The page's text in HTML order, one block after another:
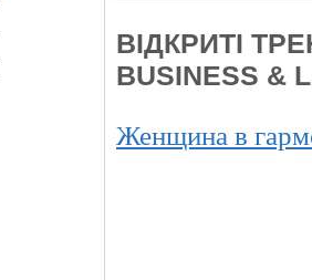
ВІДКРИТІ
BUSINESS &
Женщина в